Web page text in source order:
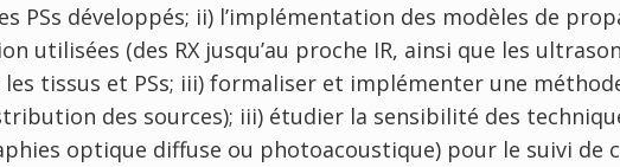
PSs développés; ii) l’implémentation des modèles de
utilisées (des RX jusqu’au proche IR, ainsi que les
tissus et PSs; iii) formaliser et implémenter une
des sources); iii) étudier la sensibilité des
optique diffuse ou photoacoustique) pour le suivi de